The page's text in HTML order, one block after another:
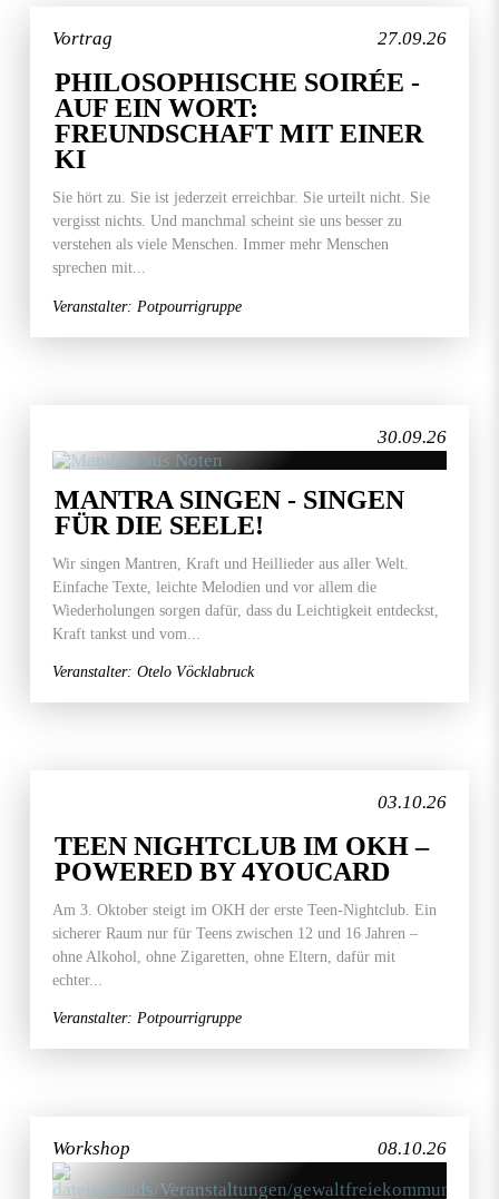
27.09.26
Vortrag
PHILOSOPHISCHE SOIRÉE -
AUF EIN WORT:
FREUNDSCHAFT MIT EINER
KI
Sie hört zu. Sie ist jederzeit erreichbar. Sie urteilt nicht. Sie
vergisst nichts. Und manchmal scheint sie uns besser zu
verstehen als viele Menschen. Immer mehr Menschen
sprechen mit...
Veranstalter: Potpourrigruppe
30.09.26
MANTRA SINGEN - SINGEN
FÜR DIE SEELE!
Wir singen Mantren, Kraft und Heillieder aus aller Welt.
Einfache Texte, leichte Melodien und vor allem die
Wiederholungen sorgen dafür, dass du Leichtigkeit entdeckst,
Kraft tankst und vom...
Veranstalter: Otelo Vöcklabruck
03.10.26
TEEN NIGHTCLUB IM OKH –
POWERED BY 4YOUCARD
Am 3. Oktober steigt im OKH der erste Teen-Nightclub. Ein
sicherer Raum nur für Teens zwischen 12 und 16 Jahren –
ohne Alkohol, ohne Zigaretten, ohne Eltern, dafür mit
echter...
Veranstalter: Potpourrigruppe
08.10.26
Workshop